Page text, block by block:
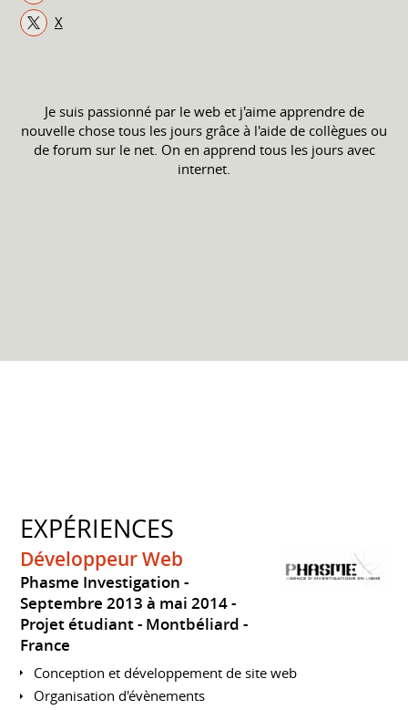
X
Je suis passionné par le web et j'aime apprendre de
nouvelle chose tous les jours grâce à l'aide de collègues ou
de forum sur le net. On en apprend tous les jours avec
internet.
EXPÉRIENCES
Développeur Web
Phasme Investigation
Septembre 2013 à mai 2014
Projet étudiant
Montbéliard
France
Conception et développement de site web
Organisation d'évènements